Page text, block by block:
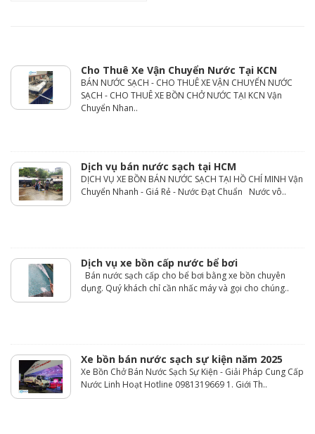
Cho Thuê Xe Vận Chuyển Nước Tại KCN
BÁN NƯỚC SẠCH - CHO THUÊ XE VẬN CHUYỂN NƯỚC
SẠCH - CHO THUÊ XE BỒN CHỞ NƯỚC TẠI KCN Vận
Chuyển Nhan..
Dịch vụ bán nước sạch tại HCM
DỊCH VỤ XE BỒN BÁN NƯỚC SẠCH TẠI HỒ CHÍ MINH Vận
Chuyển Nhanh - Giá Rẻ - Nước Đạt Chuẩn Nước vô..
Dịch vụ xe bồn cấp nước bể bơi
Bán nước sạch cấp cho bể bơi bằng xe bồn chuyên
dụng. Quý khách chỉ cần nhấc máy và gọi cho chúng..
Xe bồn bán nước sạch sự kiện năm 2025
Xe Bồn Chở Bán Nước Sạch Sự Kiện - Giải Pháp Cung Cấp
Nước Linh Hoạt Hotline 0981319669 1. Giới Th..